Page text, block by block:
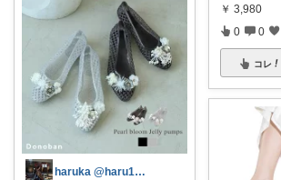
haruka @haru150s
￥ 3,980
0 0
コレ